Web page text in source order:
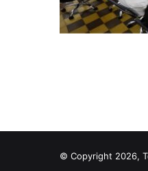
© Copyright 2026,